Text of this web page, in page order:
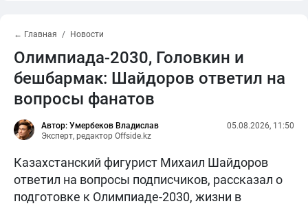
← Главная Новости
Олимпиада-2030, Головкин и
бешбармак: Шайдоров ответил на
вопросы фанатов
Автор: Умербеков Владислав
Эксперт, редактор Offside.kz
05.08.2026, 11:50
Казахстанский фигурист Михаил Шайдоров
ответил на вопросы подписчиков, рассказал о
подготовке к Олимпиаде-2030, жизни в